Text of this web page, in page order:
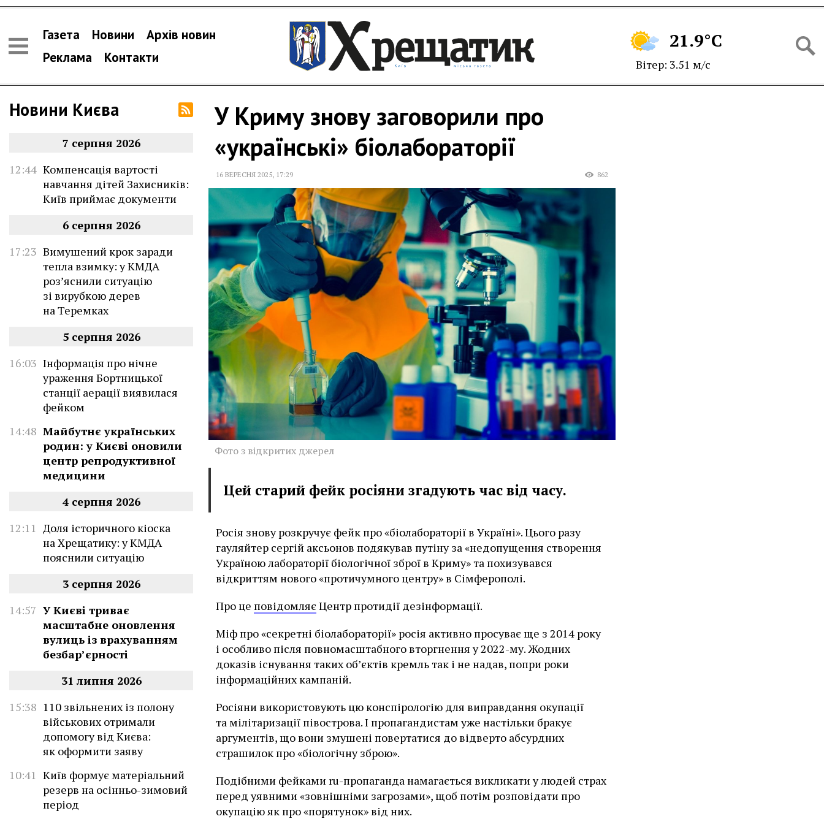
Газета Новини
Архів новин
Реклама
Контакти
21.9°C
Вітер: 3.51 м/с
Новини Києва
7 серпня 2026
12:44 Компенсація вартості
навчання дітей Захисників:
Київ приймає документи
6 серпня 2026
17:23 Вимушений крок заради
тепла взимку: у КМДА
роз’яснили ситуацію
зі вирубкою дерев
на Теремках
5 серпня 2026
16:03 Інформація про нічне
ураження Бортницької
станції аерації виявилася
фейком
14:48 Майбутнє українських
родин: у Києві оновили
центр репродуктивної
медицини
4 серпня 2026
12:11 Доля історичного кіоска
на Хрещатику: у КМДА
пояснили ситуацію
3 серпня 2026
14:57 У Києві триває
масштабне оновлення
вулиць із врахуванням
безбар’єрності
31 липня 2026
15:38 110 звільнених із полону
військових отримали
допомогу від Києва:
як оформити заяву
10:41 Київ формує матеріальний
резерв на осінньо-зимовий
період
У Криму знову заговорили про
«українські» біолабораторії
16 ВЕРЕСНЯ 2025, 17:29 862
Фото з відкритих джерел
Цей старий фейк росіяни згадують час від часу.
Росія знову розкручує фейк про «біолабораторії в Україні». Цього разу
гауляйтер сергій аксьонов подякував путіну за «недопущення створення
Україною лабораторії біологічної зброї в Криму» та похизувався
відкриттям нового «протичумного центру» в Сімферополі.
Про це повідомляє Центр протидії дезінформації.
Міф про «секретні біолабораторії» росія активно просуває ще з 2014 року
і особливо після повномасштабного вторгнення у 2022-му. Жодних
доказів існування таких об’єктів кремль так і не надав, попри роки
інформаційних кампаній.
Росіяни використовують цю конспірологію для виправдання окупації
та мілітаризації півострова. І пропагандистам уже настільки бракує
аргументів, що вони змушені повертатися до відверто абсурдних
страшилок про «біологічну зброю».
Подібними фейками ru-пропаганда намагається викликати у людей страх
перед уявними «зовнішніми загрозами», щоб потім розповідати про
окупацію як про «порятунок» від них.